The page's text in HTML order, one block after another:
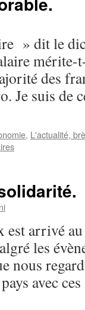
» dit le
mérite-
des
Je suis de
, L'actualité,
est arrivé
les
nous
avec